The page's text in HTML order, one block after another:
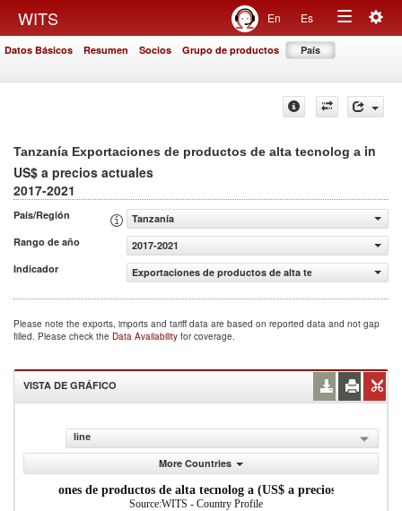
WITS En Es
Toggle
Datos Básicos Resumen Socios Grupo de productos País
Tanzanía Exportaciones de productos de alta tecnolog a in
US$ a precios actuales
2017-2021
País/Región
Tanzanía
Rango de año
2017-2021
Indicador
Exportaciones de productos de alta tecnolog a (US$ a
Please note the exports, imports and tariff data are based on reported data and not gap
filled. Please check the Data Availability for coverage.
VISTA DE GRÁFICO
line
More Countries
Exportaciones de productos de alta tecnolog a (US$ a precios actuales)
Source:WITS - Country Profile